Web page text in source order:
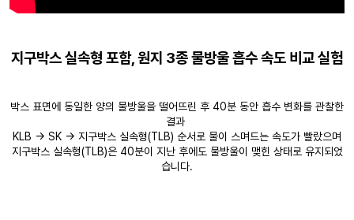
지구박스 실속형 포함, 원지 3종 물방울 흡수 속도 비교 실험
박스 표면에 동일한 양의 물방울을 떨어뜨린 후 40분 동안 흡수 변화를 관찰한
결과
KLB → SK → 지구박스 실속형(TLB) 순서로 물이 스며드는 속도가 빨랐으며
지구박스 실속형(TLB)은 40분이 지난 후에도 물방울이 맺힌 상태로 유지되었
습니다.